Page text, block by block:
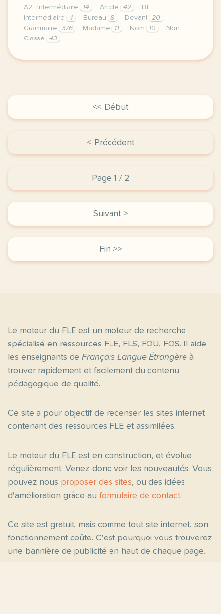
A2 : Intermédiaire 14 Article 42
B1 :
Intermédiaire
4 Bureau 8 Devant
20
Grammaire
376 Madame 11 Nom 10
Non
Classé
43
madame pourquoi c est la salle de pause et pas
<< Début
< Précédent
Page 1 / 2
Suivant >
Fin >>
Le moteur du FLE est un moteur de recherche
spécialisé en ressources FLE, FLS, FOU, FOS. Il aide
les enseignants de Français Langue Étrangère à
trouver rapidement et facilement du contenu
pédagogique de qualité.
Ce site a pour objectif de recenser les sites internet
contenant des ressources FLE et assimilées.
Le moteur du FLE est en construction, et évolue
régulièrement. Venez donc voir les nouveautés. Vous
pouvez nous proposer des sites, ou des idées
d'amélioration grâce au formulaire de contact.
Ce site est gratuit, mais comme tout site internet, son
fonctionnement coûte. C'est pourquoi vous trouverez
une bannière de publicité en haut de chaque page.